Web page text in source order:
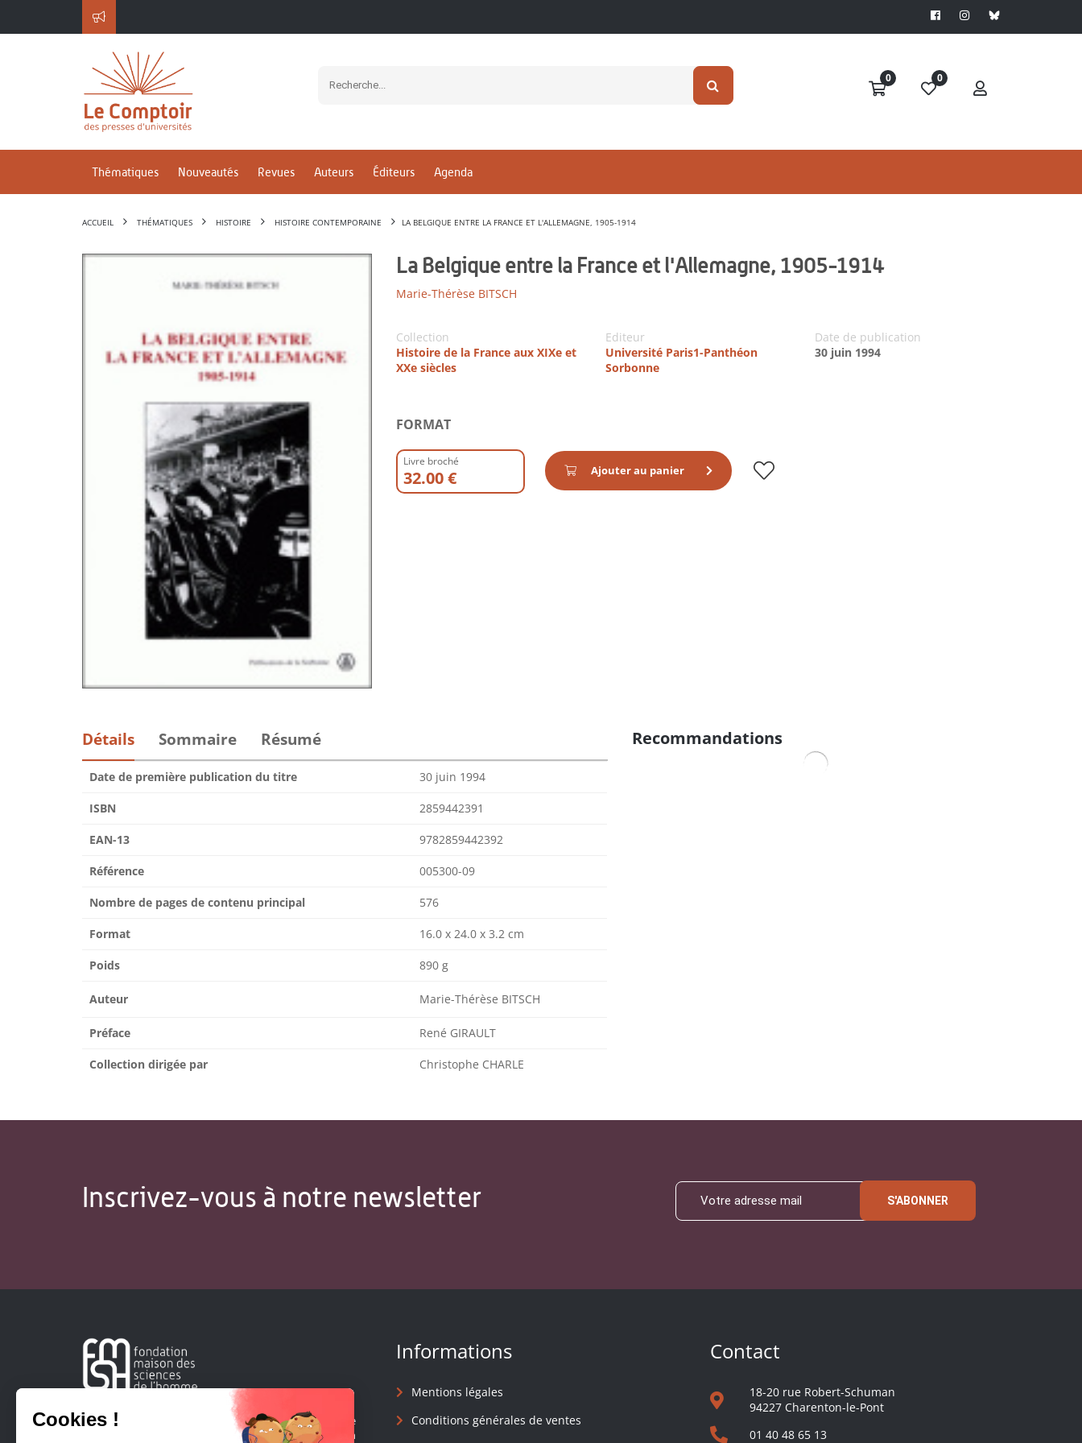
0 0
Thématiques Nouveautés Revues Auteurs Éditeurs Agenda
ACCUEIL THÉMATIQUES HISTOIRE HISTOIRE CONTEMPORAINE LA BELGIQUE ENTRE LA FRANCE ET L'ALLEMAGNE, 1905-1914
La Belgique entre la France et l'Allemagne, 1905-1914
Marie-Thérèse BITSCH
Collection
Histoire de la France aux XIXe et
XXe siècles
Editeur
Université Paris1-Panthéon
Sorbonne
Date de publication
30 juin 1994
FORMAT
Livre broché
32.00 € Ajouter au panier
Détails Sommaire Résumé
Date de première publication du titre 30 juin 1994
ISBN 2859442391
EAN-13 9782859442392
Référence 005300-09
Nombre de pages de contenu principal 576
Format 16.0 x 24.0 x 3.2 cm
Poids 890 g
Auteur Marie-Thérèse BITSCH
Préface René GIRAULT
Collection dirigée par Christophe CHARLE
Recommandations
Inscrivez-vous à notre newsletter S'ABONNER
Créée en 1963, la Fondation Maison Sciences de l'Homme
soutient la recherche et la diffusion des connaissances en
Informations
Mentions légales
Conditions générales de ventes
Contact
18-20 rue Robert-Schuman
94227 Charenton-le-Pont
01 40 48 65 13